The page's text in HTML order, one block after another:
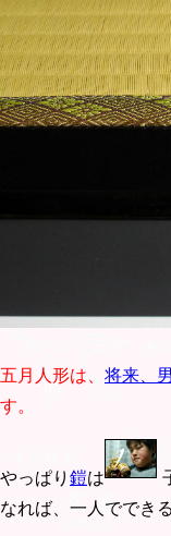
五月人形は、 将来、
す。
やっぱり 鎧は
なれば、一人ででき